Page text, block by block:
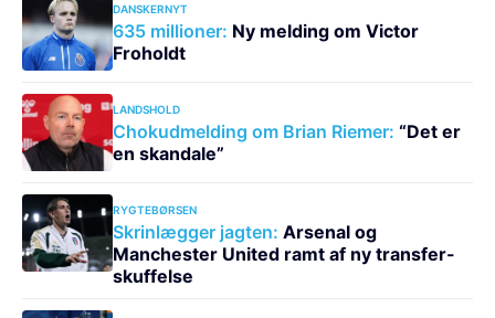
DANSKERNYT
635 millioner: Ny melding om Victor
Froholdt
LANDSHOLD
Chokudmelding om Brian Riemer: “Det er
en skandale”
RYGTEBØRSEN
Skrinlægger jagten: Arsenal og
Manchester United ramt af ny transfer-
skuffelse